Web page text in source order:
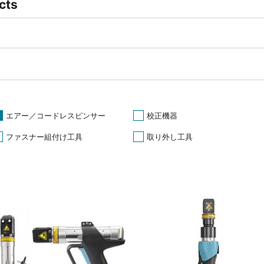
エアー／コードレスピンサー 校正機器
ファスナー組付け工具 取り外し工具